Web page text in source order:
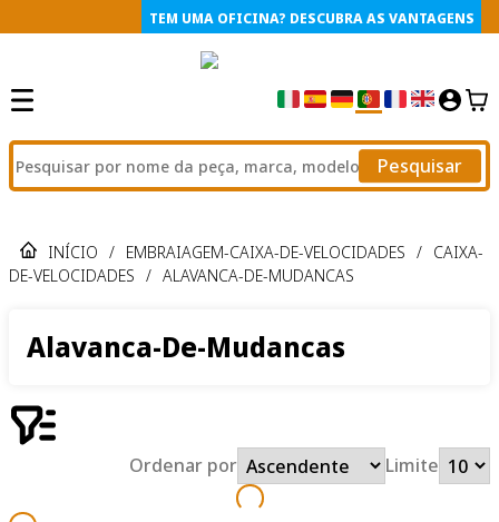
TEM UMA OFICINA? DESCUBRA AS VANTAGENS
Pesquisar
INÍCIO / EMBRAIAGEM-CAIXA-DE-VELOCIDADES / CAIXA-
DE-VELOCIDADES / ALAVANCA-DE-MUDANCAS
Alavanca-De-Mudancas
Ordenar por Limite